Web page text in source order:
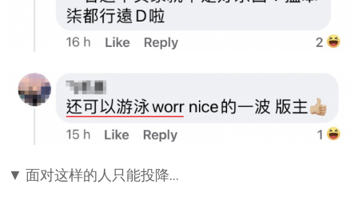
▼ 面对这样的人只能投降…